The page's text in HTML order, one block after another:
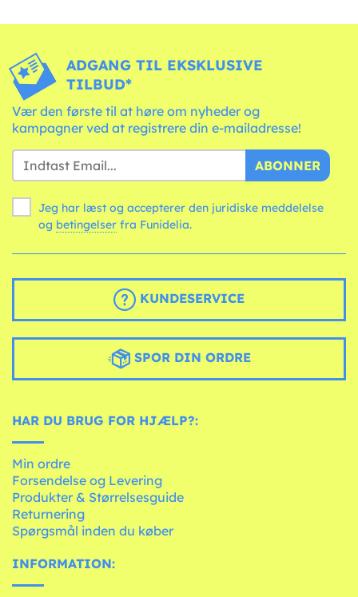
ADGANG TIL EKSKLUSIVE
TILBUD*
Vær den første til at høre om nyheder og
kampagner ved at registrere din e-mailadresse!
ABONNER
Jeg har læst og accepterer den juridiske meddelelse
og betingelser fra Funidelia.
KUNDESERVICE
SPOR DIN ORDRE
HAR DU BRUG FOR HJÆLP?:
Min ordre
Forsendelse og Levering
Produkter & Størrelsesguide
Returnering
Spørgsmål inden du køber
INFORMATION: